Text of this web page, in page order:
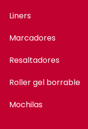
Liners
Marcadores
Resaltadores
Roller gel borrable
Mochilas